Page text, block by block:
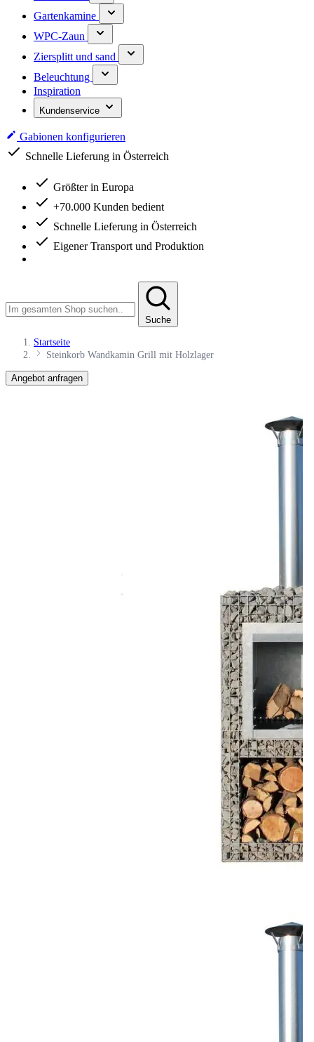
Gartenkamine
WPC-Zaun
Ziersplitt und sand
Beleuchtung
Inspiration
Kundenservice
Gabionen konfigurieren
Schnelle Lieferung in Österreich
Eigener Transport und Produktion
Größter in Europa
+70.000 Kunden bedient
Schnelle Lieferung in Österreich
Steinkorb Wandkamin Grill mit Holzlager